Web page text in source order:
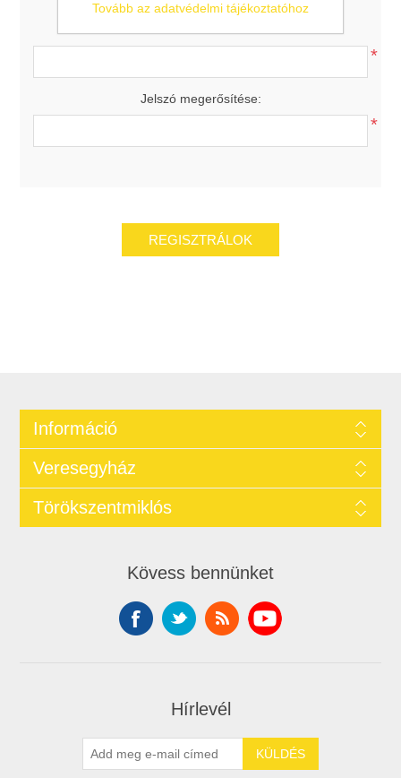
*
Jelszó megerősítése:
*
Információ
Veresegyház
Törökszentmiklós
Kövess bennünket
Hírlevél
Tovább az adatvédelmi tájékoztatóhoz